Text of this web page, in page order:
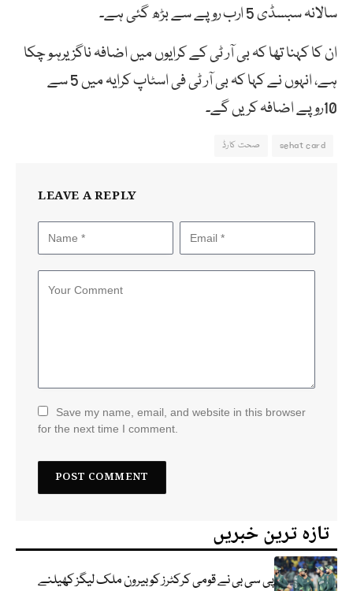
سالانہ سبسڈی 5 ارب روپے سے بڑھ گئی ہے۔
ان کا کہنا تھا کہ بی آر ٹی کے کرایوں میں اضافہ ناگزیرہو چکا
ہے، انہوں نے کہا کہ بی آر ٹی فی اسٹاپ کرایہ میں 5 سے
10روپے اضافہ کریں گے۔
sehat card صحت کارڈ
LEAVE A REPLY
Save my name, email, and website in this browser
for the next time I comment.
تازہ ترین خبریں
پی سی بی نے قومی کرکٹرز کو بیرون ملک لیگز کھیلنے